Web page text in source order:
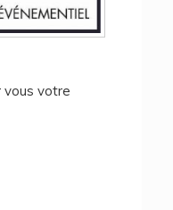
vous votre